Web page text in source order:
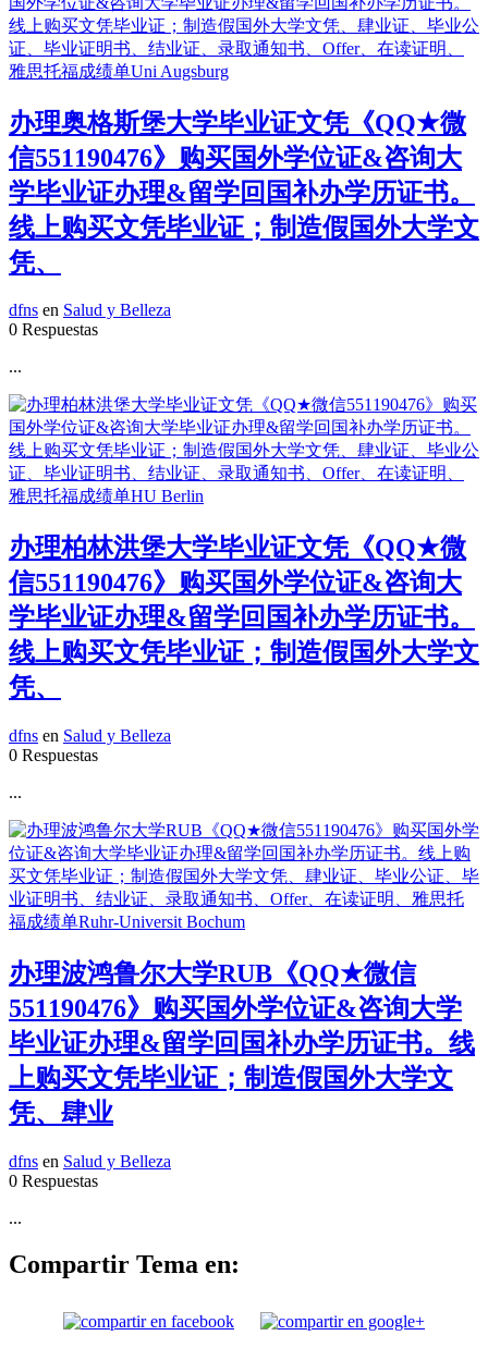
办理奥格斯堡大学毕业证文凭《QQ★微
信551190476》购买国外学位证&咨询大
学毕业证办理&留学回国补办学历证书。
线上购买文凭毕业证；制造假国外大学文
凭、
dfns en Salud y Belleza
0 Respuestas
...
办理柏林洪堡大学毕业证文凭《QQ★微
信551190476》购买国外学位证&咨询大
学毕业证办理&留学回国补办学历证书。
线上购买文凭毕业证；制造假国外大学文
凭、
dfns en Salud y Belleza
0 Respuestas
...
办理波鸿鲁尔大学RUB《QQ★微信
551190476》购买国外学位证&咨询大学
毕业证办理&留学回国补办学历证书。线
上购买文凭毕业证；制造假国外大学文
凭、肆业
dfns en Salud y Belleza
0 Respuestas
...
Compartir Tema en: